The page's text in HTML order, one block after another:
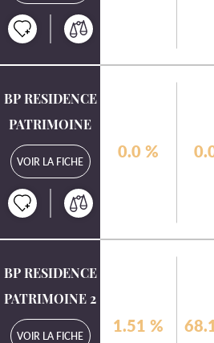
BP RESIDENCE
PATRIMOINE
VOIR LA FICHE
0.0 %
BP RESIDENCE
PATRIMOINE 2
VOIR LA FICHE
1.51 %